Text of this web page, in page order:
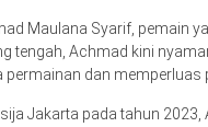
Maulana Syarif, pemain
tengah, Achmad kini
dan memperluas
Jakarta pada tahun